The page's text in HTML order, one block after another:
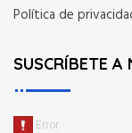
Política de
SUSCRÍBETE A